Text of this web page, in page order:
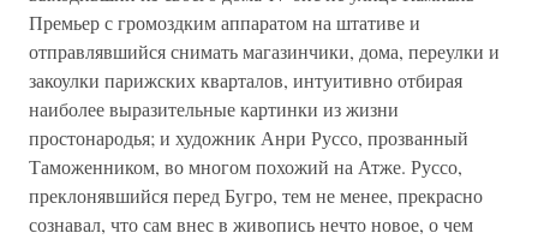
Премьер с громоздким аппаратом на штативе и
отправлявшийся снимать магазинчики, дома, переулки и
закоулки парижских кварталов, интуитивно отбирая
наиболее выразительные картинки из жизни
простонародья; и художник Анри Руссо, прозванный
Таможенником, во многом похожий на Атже. Руссо,
преклонявшийся перед Бугро, тем не менее, прекрасно
сознавал, что сам внес в живопись нечто новое, о чем